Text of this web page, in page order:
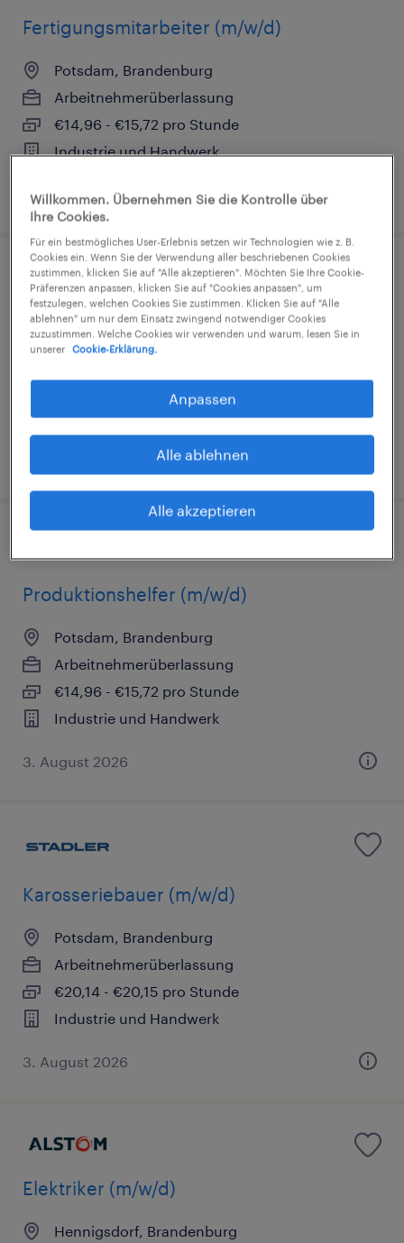
Fertigungsmitarbeiter (m/w/d)
Potsdam, Brandenburg
Arbeitnehmerüberlassung
€14,96 - €15,72 pro Stunde
Industrie und Handwerk
3. August 2026
Lagerist (m/w/d)
Berlin, Berlin
Arbeitnehmerüberlassung
Industrie und Handwerk
Produktionshelfer (m/w/d)
Potsdam, Brandenburg
Arbeitnehmerüberlassung
€14,96 - €15,72 pro Stunde
Industrie und Handwerk
3. August 2026
Karosseriebauer (m/w/d)
Potsdam, Brandenburg
Arbeitnehmerüberlassung
€20,14 - €20,15 pro Stunde
Industrie und Handwerk
3. August 2026
Elektriker (m/w/d)
Hennigsdorf, Brandenburg
Willkommen. Übernehmen Sie die Kontrolle über
Ihre Cookies.
Für ein bestmögliches User-Erlebnis setzen wir Technologien wie z. B.
Cookies ein. Wenn Sie der Verwendung aller beschriebenen Cookies
zustimmen, klicken Sie auf "Alle akzeptieren". Möchten Sie Ihre Cookie-
Präferenzen anpassen, klicken Sie auf "Cookies anpassen", um
festzulegen, welchen Cookies Sie zustimmen. Klicken Sie auf "Alle
ablehnen" um nur dem Einsatz zwingend notwendiger Cookies
zuzustimmen. Welche Cookies wir verwenden und warum, lesen Sie in
unserer
Cookie-Erklärung.
Anpassen
Alle ablehnen
Alle akzeptieren